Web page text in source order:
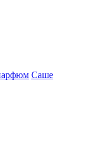
Саше